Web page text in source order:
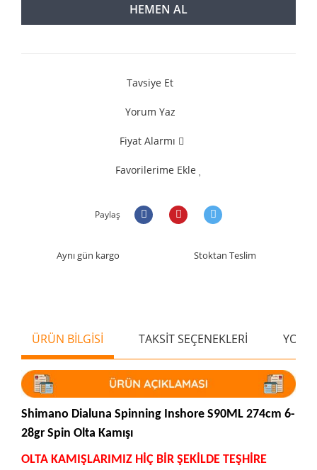
HEMEN AL
Tavsiye Et
Yorum Yaz
Fiyat Alarmı
Favorilerime Ekle
Paylaş
Aynı gün kargo Stoktan Teslim
ÜRÜN BİLGİSİ TAKSİT SEÇENEKLERİ
Shimano Dialuna Spinning Inshore S90ML 274cm 6-
28gr Spin Olta Kamışı
OLTA KAMIŞLARIMIZ HİÇ BİR ŞEKİLDE TEŞHİRE